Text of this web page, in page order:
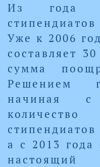
Из года
Уже к 2006
составляет
сумма
Решением
начиная
а с 2013